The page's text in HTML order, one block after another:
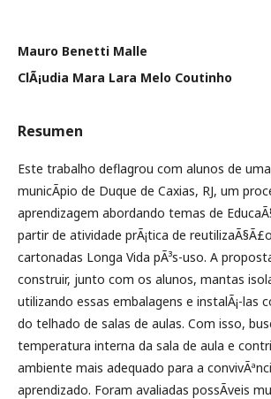
Mauro Benetti Malle
ClÃ¡udia Mara Lara Melo Coutinho
Resumen
Este trabalho deflagrou com alunos de
municÃ­pio de Duque de Caxias, RJ, um
aprendizagem abordando temas de
partir de atividade prÃ¡tica de
cartonadas Longa Vida pÃ³s-uso. A
construir, junto com os alunos, mantas
utilizando essas embalagens e instalÃ¡-las
do telhado de salas de aulas. Com isso,
temperatura interna da sala de aula e
ambiente mais adequado para a
aprendizado. Foram avaliadas possÃ­veis